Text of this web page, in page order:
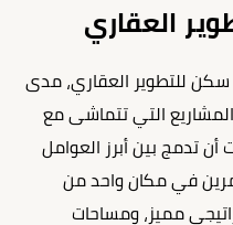
العقاري
للتطوير العقاري، مدى
التي تتماشى مع
تدمج بين أبرز العوامل
في مكان واحد من
مميز، ومساحات